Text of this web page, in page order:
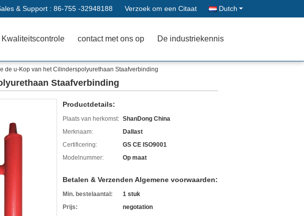
& Support : 86-755 -32948188 Verzoek om een Citaat Dutch
Kwaliteitscontrole contact met ons op De industriekennis
de u-Kop van het Cilinderspolyurethaan Staafverbinding
Staafverbinding
Productdetails:
Plaats van herkomst: ShanDong China
Merknaam:
Dallast
Certificering:
GS CE ISO9001
Modelnummer:
Op maat
Betalen & Verzenden Algemene voorwaarden:
Min. bestelaantal:
1 stuk
Prijs:
negotation